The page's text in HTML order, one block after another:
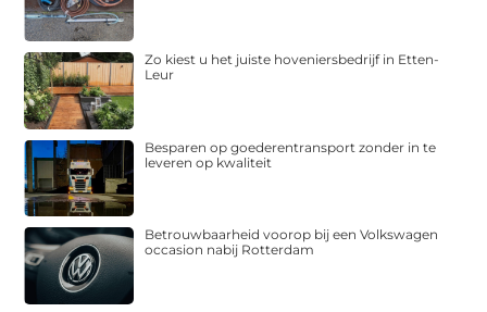
Zo kiest u het juiste hoveniersbedrijf in Etten-
Leur
Besparen op goederentransport zonder in te
leveren op kwaliteit
Betrouwbaarheid voorop bij een Volkswagen
occasion nabij Rotterdam